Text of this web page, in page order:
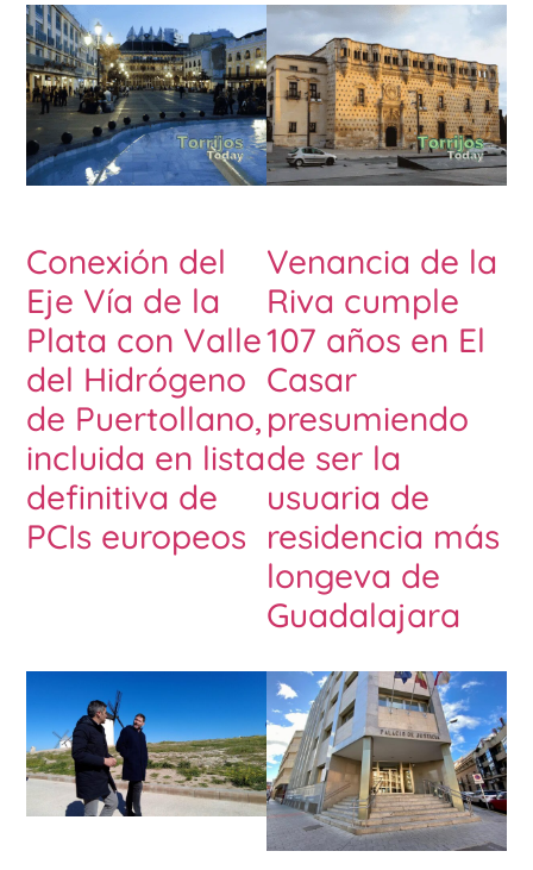
Conexión del
Eje Vía de la
Plata con Valle
del Hidrógeno
de Puertollano,
incluida en lista
definitiva de
PCIs europeos
Venancia de la
Riva cumple
107 años en El
Casar
presumiendo
de ser la
usuaria de
residencia más
longeva de
Guadalajara